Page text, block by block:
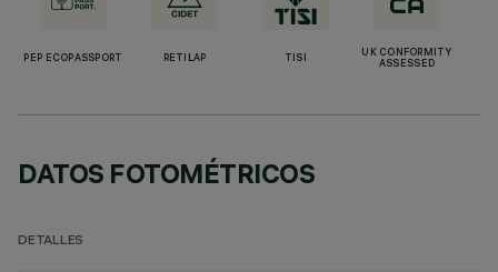
PEP ECOPASSPORT RETILAP TISI
UK CONFORMITY
ASSESSED
DATOS FOTOMÉTRICOS
DETALLES